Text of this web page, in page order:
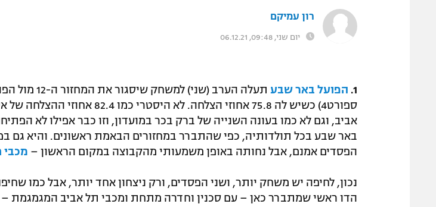
רון עמיקם
יום שני, 09:48, 06.12.21
1. הפועל באר שבע
ספורט4) כשיש לה 75.8 אחוזי הצלחה. לא היסטרי
אביב, וגם לא כמו בעונה השנייה של ברק בכר במועדון, וזו כבר אפילו לא
באר שבע בכל תולדותיה, כפי שהתברר במחזורים הבאמת ראשונים. והיא גם
הפסדים אמנם, אבל נחותה באופן משמעותי מהקבוצה במקום הראשון – מכבי
נכון, לחיפה יש משחק יותר, ושני הפסדים, ורק ניצחון אחד יותר, אבל כמו
הדו ראשי שמתברר כאן – עם סכנין וחדרה מתחת ומכבי תל אביב המגמגמת –